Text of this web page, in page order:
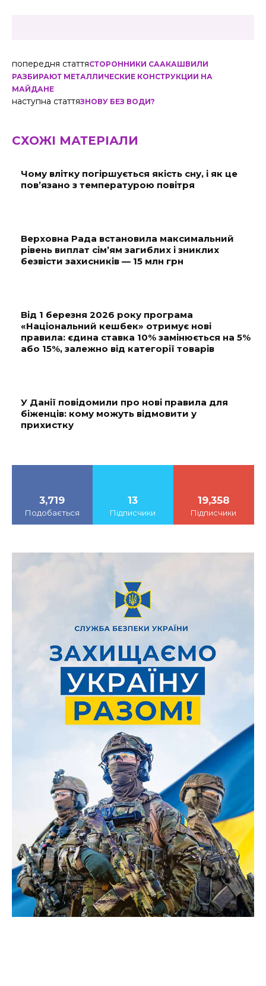
попередня статтяСТОРОННИКИ СААКАШВИЛИ
РАЗБИРАЮТ МЕТАЛЛИЧЕСКИЕ КОНСТРУКЦИИ НА
МАЙДАНЕ
наступна статтяЗНОВУ БЕЗ ВОДИ?
СХОЖІ МАТЕРІАЛИ
Чому влітку погіршується якість сну, і як це
пов’язано з температурою повітря
Верховна Рада встановила максимальний
рівень виплат сім’ям загиблих і зниклих
безвісти захисників — 15 млн грн
Від 1 березня 2026 року програма
«Національний кешбек» отримує нові
правила: єдина ставка 10% замінюється на 5%
або 15%, залежно від категорії товарів
У Данії повідомили про нові правила для
біженців: кому можуть відмовити у
прихистку
3,719
Подобається
13
Підписчики
19,358
Підписчики